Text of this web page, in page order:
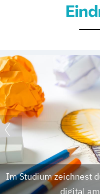
Im Studium zeichnest
digital